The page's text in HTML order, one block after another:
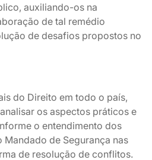
auxiliando-os na
de tal remédio
de desafios propostos no
do Direito em todo o país,
os aspectos práticos e
o entendimento dos
de Segurança nas
de resolução de conflitos.